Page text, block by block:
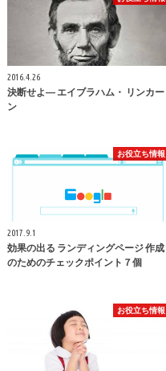
2016.4.26
決断せよ― エイブラハム・ リンカー
ン
お役立ち情報
2017.9.1
効果の出る ランディングページ 作成
のためのチェックポイント７個
お役立ち情報